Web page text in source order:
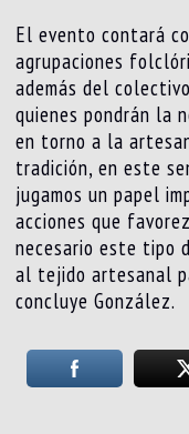
El evento contará
agrupaciones
además del
quienes pondrán la
en torno a la
tradición, en este
jugamos un papel
acciones que
necesario este tipo
al tejido artesanal
concluye González.